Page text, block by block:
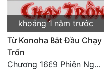
Đẹp Hiệp
Tính Cách Nhân Vật :
Cơ Trí
Sát Phạt Quyết Đoán
khoảng 1 năm trước
Từ Konoha Bắt Đầu Chạy
Trốn
Chương 1669 Phiên Ngoại (3)